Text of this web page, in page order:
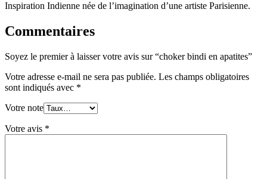
Inspiration Indienne née de l’imagination d’une artiste Parisienne.
Commentaires
Soyez le premier à laisser votre avis sur “choker bindi en apatites”
Votre adresse e-mail ne sera pas publiée. Les champs obligatoires
sont indiqués avec *
Votre note
Votre avis *